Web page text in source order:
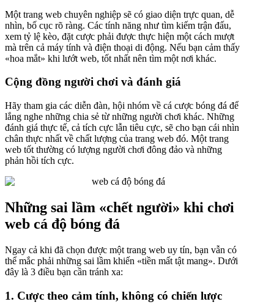
Một trang web chuyên nghiệp sẽ có giao diện trực quan, dễ
nhìn, bố cục rõ ràng. Các tính năng như tìm kiếm trận đấu,
xem tỷ lệ kèo, đặt cược phải được thực hiện một cách mượt
mà trên cả máy tính và điện thoại di động. Nếu bạn cảm thấy
«hoa mắt» khi lướt web, tốt nhất nên tìm một nơi khác.
Cộng đồng người chơi và đánh giá
Hãy tham gia các diễn đàn, hội nhóm về cá cược bóng đá để
lắng nghe những chia sẻ từ những người chơi khác. Những
đánh giá thực tế, cả tích cực lẫn tiêu cực, sẽ cho bạn cái nhìn
chân thực nhất về chất lượng của trang web đó. Một trang
web tốt thường có lượng người chơi đông đảo và những
phản hồi tích cực.
Những sai lầm «chết người» khi chơi
web cá độ bóng đá
Ngay cả khi đã chọn được một trang web uy tín, bạn vẫn có
thể mắc phải những sai lầm khiến «tiền mất tật mang». Dưới
đây là 3 điều bạn cần tránh xa:
1. Cược theo cảm tính, không có chiến lược